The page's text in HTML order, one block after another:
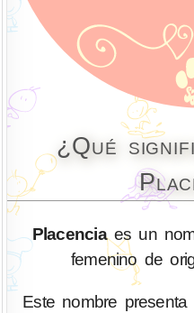
¿Qué
Placenciaes un
femenino de
Este nombre